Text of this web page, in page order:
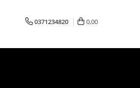
0371234820 0,00